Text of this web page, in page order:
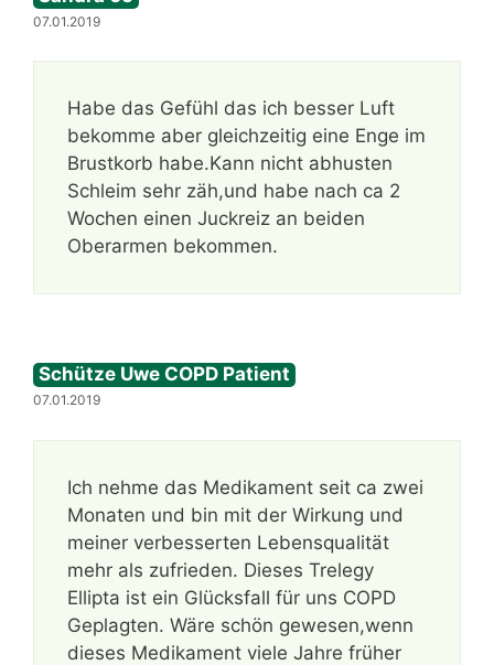
07.01.2019
Habe das Gefühl das ich besser Luft
bekomme aber gleichzeitig eine Enge im
Brustkorb habe.Kann nicht abhusten
Schleim sehr zäh,und habe nach ca 2
Wochen einen Juckreiz an beiden
Oberarmen bekommen.
Schütze Uwe COPD Patient
07.01.2019
Ich nehme das Medikament seit ca zwei
Monaten und bin mit der Wirkung und
meiner verbesserten Lebensqualität
mehr als zufrieden. Dieses Trelegy
Ellipta ist ein Glücksfall für uns COPD
Geplagten. Wäre schön gewesen,wenn
dieses Medikament viele Jahre früher